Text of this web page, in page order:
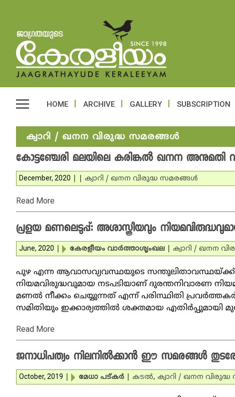
HOME ARCHIVE GALLERY SUBSCRIPTION
ക്വാറി / ഖനന വിരുദ്ധ സമരങ്ങള്‍
കോട്ടഞ്ചേരി മലയിലെ കരിങ്കല്‍ ഖനന അനുമതി
December, 2020 ക്വാറി / ഖനന വിരുദ്ധ സമരങ്ങള്‍
Read More
പ്രളയ മണലെടുപ്പ്: അശാസ്ത്രീയവും
June, 2020 കേരളീയം വാര്‍ത്താശൃംഖല ക്വാറി / ഖനന
പുഴ എന്ന ആവാസവ്യവസ്ഥയുടെ സന്തുലിതാവസ്ഥയ്ക്ക്
നിയമവിരുദ്ധവുമായ നടപടിയാണ് ദുരന്തനിവാരണ
മണല്‍ നീക്കം ചെയ്യുന്നത് എന്ന് പരിസ്ഥിതി
സമിതിയും ഇക്കാര്യത്തില്‍ ശക്തമായ
Read More
ജനാധിപത്യം നിലനില്‍ക്കാന്‍ ഈ സമരങ്ങള്‍
October, 2019 മേധാ പട്കര്‍ കടല്‍, ക്വാറി / ഖനന